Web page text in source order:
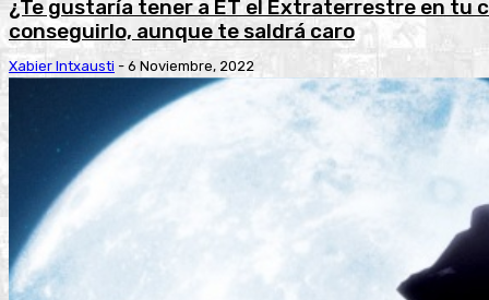
¿Te gustaría tener a ET el Extraterrestre en tu
conseguirlo, aunque te saldrá caro
Xabier Intxausti - 6 Noviembre, 2022